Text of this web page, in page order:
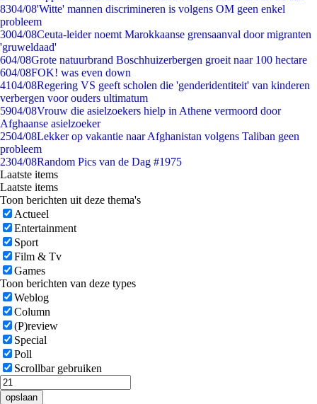
8304/08'Witte' mannen discrimineren is volgens OM geen enkel
probleem
3004/08Ceuta-leider noemt Marokkaanse grensaanval door migranten
'gruweldaad'
604/08Grote natuurbrand Boschhuizerbergen groeit naar 100 hectare
604/08FOK! was even down
4104/08Regering VS geeft scholen die 'genderidentiteit' van kinderen
verbergen voor ouders ultimatum
5904/08Vrouw die asielzoekers hielp in Athene vermoord door
Afghaanse asielzoeker
2504/08Lekker op vakantie naar Afghanistan volgens Taliban geen
probleem
2304/08Random Pics van de Dag #1975
Laatste items
Laatste items
Toon berichten uit deze thema's
Actueel
Entertainment
Sport
Film & Tv
Games
Toon berichten van deze types
Weblog
Column
(P)review
Special
Poll
Scrollbar gebruiken
opslaan